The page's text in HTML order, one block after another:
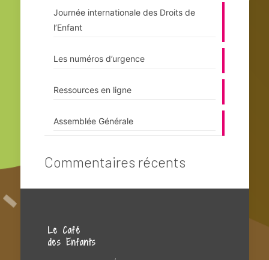
Journée internationale des Droits de
l’Enfant
Les numéros d’urgence
Ressources en ligne
Assemblée Générale
Commentaires récents
Le Café
des Enfants